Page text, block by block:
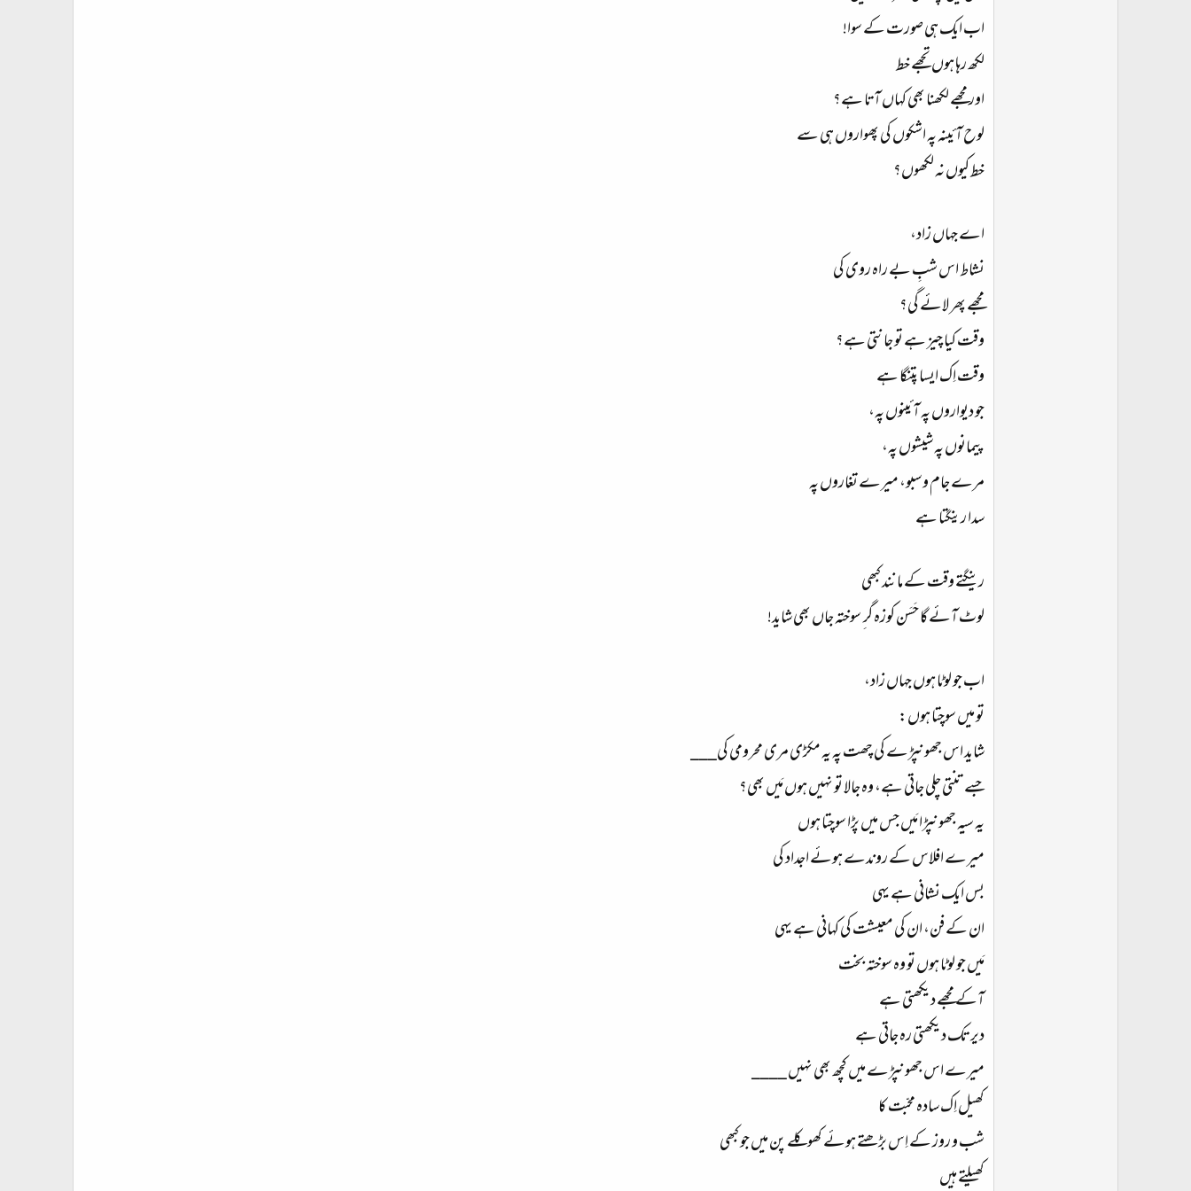
اب ایک ہی صورت کے سوا!
لکھ رہا ہوں تجھے خط
اور مجھے لکھنا بھی کہاں آتا ہے؟
لوح آئینہ پہ اشکوں کی پھواروں ہی سے
خط کیوں نہ لکھوں؟
اے جہاں زاد،
نشاط اس شبِ بے راہ روی کی
مجھے پھر لائے گی؟
وقت کیا چیز ہے تو جانتی ہے؟
وقت اِک ایسا پتنگا ہے
جو دیواروں پہ آئینوں پہ،
پیمانوں پہ شیشوں پہ،
مرے جام و سبو، میرے تغاروں پہ
سدا رینگتا ہے
رینگتے وقت کے مانند کبھی
لوٹ آئے گا حَسَن کوزہ گر ِ سوختہ جاں بھی شاید!
اب جو لوٹا ہوں جہاں زاد،
تو میں سوچتا ہوں:
شاید اس جھونپڑے کی چھت پہ یہ مکڑی مری محرومی کی___
جسے تنتی چلی جاتی ہے، وہ جالا تو نہیں ہوں مَیں بھی؟
یہ سیہ جھونپڑا مَیں جس میں پڑا سوچتا ہوں
میرے افلاس کے روندے ہوئے اجداد کی
بس ایک نشانی ہے یہی
ان کے فن، ان کی معیشت کی کہانی ہے یہی
مَیں جو لوٹا ہوں تو وہ سوختہ بخت
آکے مجھے دیکھتی ہے
دیر تک دیکھتی رہ جاتی ہے
میرے اس جھونپڑے میں کچھ بھی نہیں ____
کھیل اِک سادہ محبّت کا
شب و روز کے اِس بڑھتے ہوئے کھوکلے پن میں جو کبھی
کھیلتے ہیں